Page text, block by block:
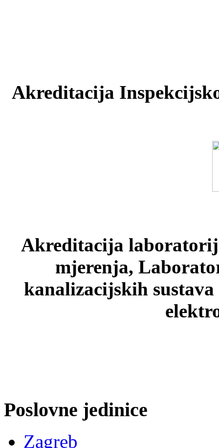
Akreditacija
Akreditacija
mjerenja,
kanalizacijskih
Poslovne jedinice
Zagreb